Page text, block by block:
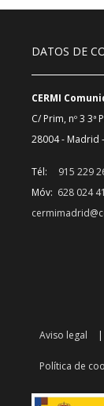
DATOS DE
CERMI
C/ Prim, nº 3 3ª
28004 - Madrid
Tél:
915 229
Móv: 628 024
Aviso legal
Política de